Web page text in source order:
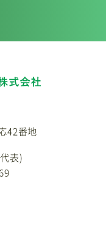
42番地
表)